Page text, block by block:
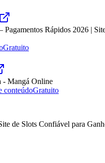
Rápidos 2026 |
Gratuito
- Mangá Online
conteúdoGratuito
de Slots Confiável para